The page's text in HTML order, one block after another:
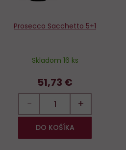
Prosecco Sacchetto 5+1
Skladom 16 ks
51,73 €
− +
DO KOŠÍKA